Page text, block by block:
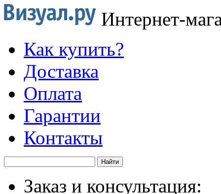
Интернет-
Как купить?
Доставка
Оплата
Гарантии
Контакты
Заказ и консультация: